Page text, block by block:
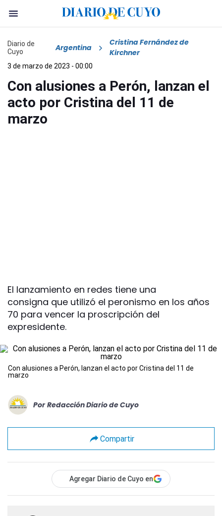
Diario de
Cuyo
Argentina
Cristina Fernández de
Kirchner
3 de marzo de 2023 - 00:00
Con alusiones a Perón, lanzan el
acto por Cristina del 11 de
marzo
El lanzamiento en redes tiene una
consigna que utilizó el peronismo en los años
70 para vencer la proscripción del
expresidente.
Con alusiones a Perón, lanzan el acto por Cristina del 11 de
marzo
Por Redacción Diario de Cuyo
Compartir
Agregar Diario de Cuyo en